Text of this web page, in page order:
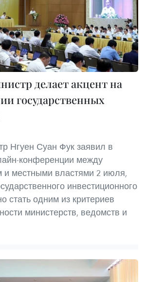
делает акцент на
государственных
Нгуен Суан Фук заявил в
конференции между
и местными властями 2 июля,
инвестиционного
стать одним из критериев
министерств, ведомств и